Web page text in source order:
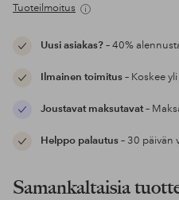
Tuoteilmoitus
Uusi asiakas?– 40%
Ilmainen toimitus– Koskee
Joustavat maksutavat–
Helppo palautus– 30 päivän
Samankaltaisia